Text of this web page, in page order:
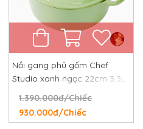
Nồi gang phủ gốm Chef
Studio xanh ngọc 22cm 3.3L
1.390.000đ/Chiếc
930.000đ/Chiếc